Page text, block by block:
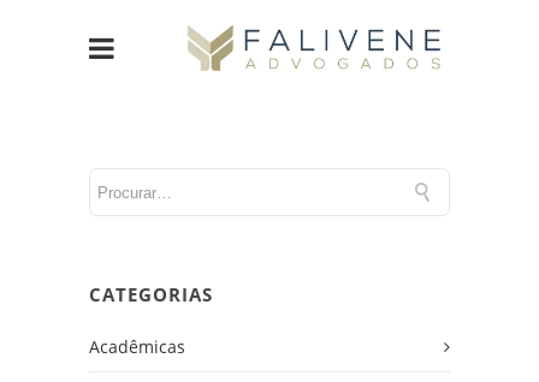
CATEGORIAS
Acadêmicas